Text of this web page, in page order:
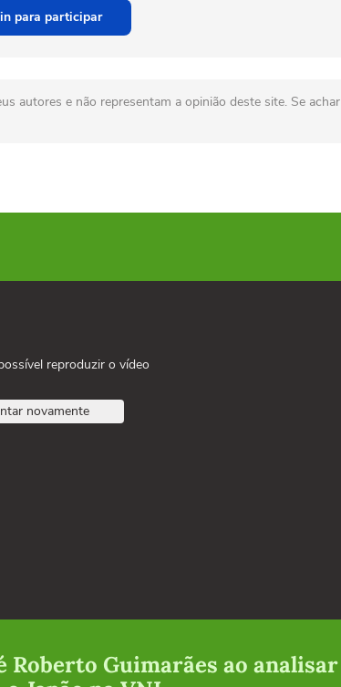
para participar
autores e não representam a opinião deste site. Se achar
reproduzir o vídeo
novamente
Roberto Guimarães ao analisar